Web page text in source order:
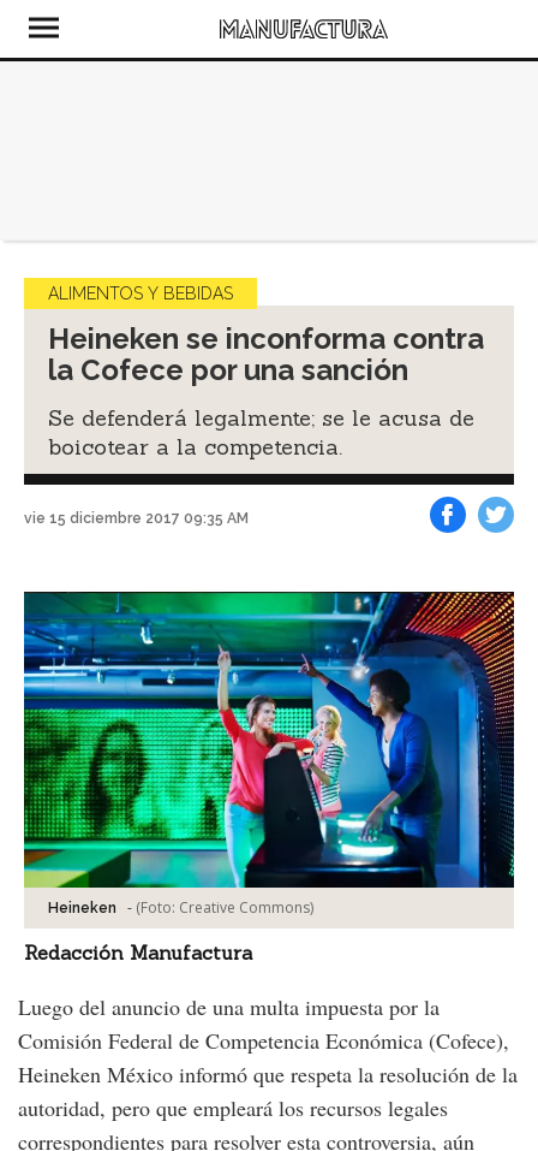
ALIMENTOS Y BEBIDAS
Heineken se inconforma contra
la Cofece por una sanción
Se defenderá legalmente; se le acusa de
boicotear a la competencia.
vie 15 diciembre 2017 09:35 AM
Heineken - (Foto: Creative Commons)
Redacción Manufactura
Luego del anuncio de una multa impuesta por la
Comisión Federal de Competencia Económica (Cofece),
Heineken México informó que respeta la resolución de la
autoridad, pero que empleará los recursos legales
correspondientes para resolver esta controversia, aún